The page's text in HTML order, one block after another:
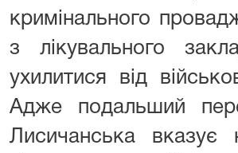
кримінального
з лікувального
ухилитися від
Адже подальший
Лисичанська